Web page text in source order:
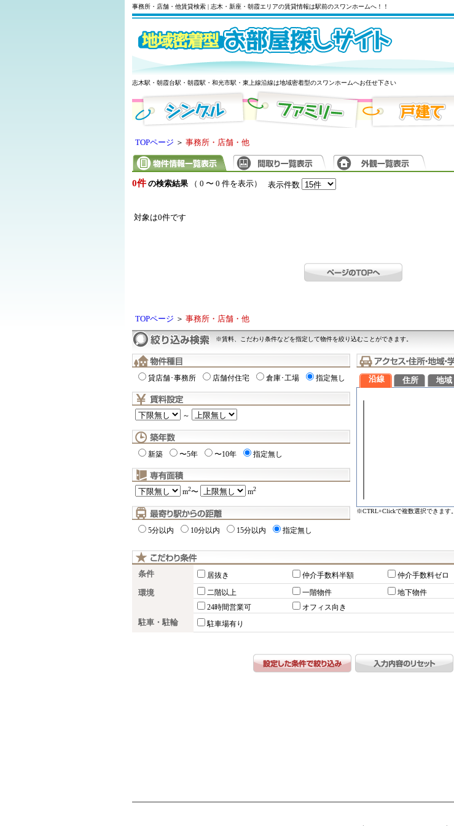
事務所・店舗・他賃貸検索 | 志木・新座・朝霞エリアの賃貸情報は駅前のスワンホームへ！！
志木駅・朝霞台駅・朝霞駅・和光市駅・東上線沿線は地域密着型のスワンホームへお任せ下さい
TOPページ ＞ 事務所・店舗・他
0件 の検索結果（ 0 〜 0 件を表示） 表示件数
対象は0件です
TOPページ ＞ 事務所・店舗・他
※賃料、こだわり条件などを指定して物件を絞り込むことができます。
貸店舗･事務所 店舗付住宅 倉庫･工場 指定無し
～
新築 〜5年 〜10年 指定無し
m2〜 m2
5分以内 10分以内 15分以内 指定無し
沿線 住所 地域
※CTRL+Clickで複数選択できます。
条件 居抜き 仲介手数料半額 仲介手数料ゼロ
環境 二階以上 一階物件 地下物件
24時間営業可
オフィス向き
駐車・駐輪 駐車場有り